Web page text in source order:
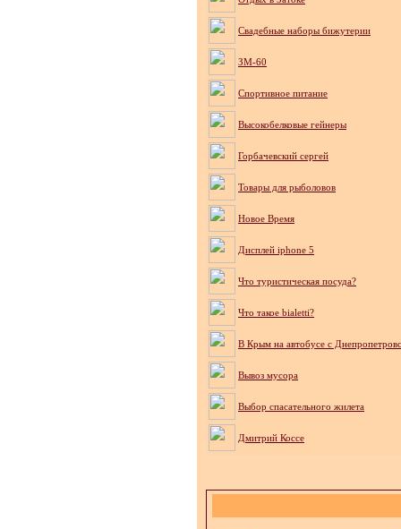
Cвадебные наборы бижутерии
ЗМ-60
Спортивное питание
Высокобелковые гейнеры
Горбачевский сергей
Товары для рыболовов
Новое Время
Дисплей iphone 5
Что туристическая посуда?
Что такое bialetti?
В Крым на автобусе с
Вывоз мусора
Выбор спасательного жилета
Дмитрий Коссе